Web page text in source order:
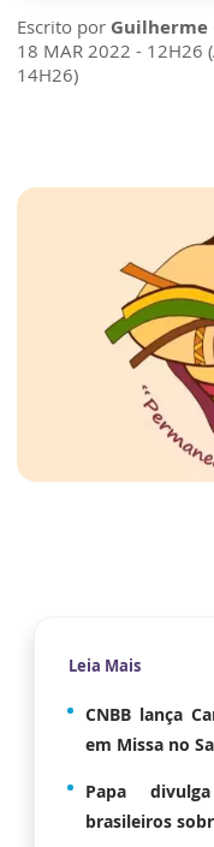
Escrito por Guilherme
18 MAR 2022 - 12H26
14H26)
Leia Mais
CNBB lança
em Missa no
Papa
brasileiros